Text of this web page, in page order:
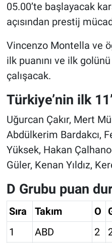
05.00’te başlayacak
açısından prestij
Vincenzo Montella ve
ilk puanını ve ilk
çalışacak.
Türkiye’nin ilk
Uğurcan Çakır, Mert
Abdülkerim Bardakcı,
Yüksek, Hakan
Güler, Kenan Yıldız,
D Grubu puan
Sıra Takım O
1
ABD 2